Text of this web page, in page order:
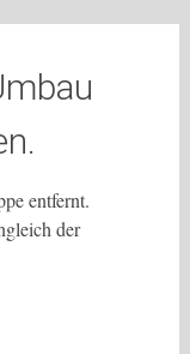
entfernt.
der